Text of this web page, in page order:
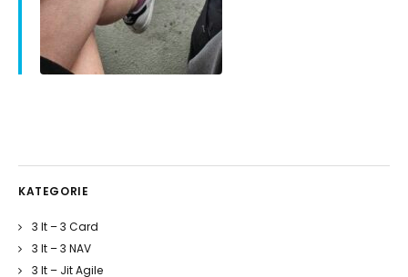
KATEGORIE
3 It – 3 Card
3 It – 3 NAV
3 It – Jit Agile